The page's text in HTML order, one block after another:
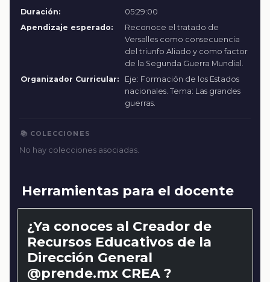
Duración:
05:29:00
Apendizaje esperado:
Reconoce el tratado de
Versalles como consecuencia
del triunfo Aliado y como factor
de la Segunda Guerra Mundial.
Organizador Curricular:
Eje: Formación de los Estados
nacionales. Tema: Las grandes
guerras.
📚 COLECCIONES
No hay colecciones asociadas.
Herramientas para el docente
¿Ya conoces al Creador de
Recursos Educativos de la
Dirección General
@prende.mx CREA ?